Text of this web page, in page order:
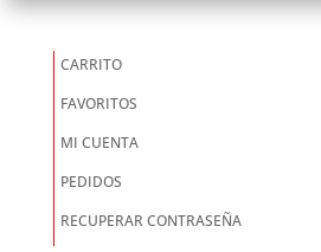
CARRITO
FAVORITOS
MI CUENTA
PEDIDOS
RECUPERAR CONTRASEÑA